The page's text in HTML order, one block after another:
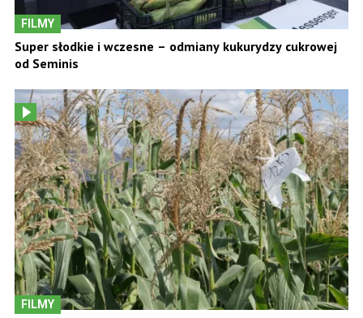
FILMY
Super słodkie i wczesne – odmiany kukurydzy cukrowej
od Seminis
FILMY